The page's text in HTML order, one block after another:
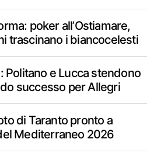
poker all’Ostiamare,
trascinano i biancocelesti
Politano e Lucca stendono
successo per Allegri
di Taranto pronto a
Mediterraneo 2026